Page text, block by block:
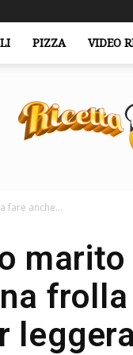
PIZZA VIDEO
fare anche...
frolla